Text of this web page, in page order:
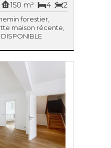
2
4
150 m²
forestier,
maison récente,
DISPONIBLE